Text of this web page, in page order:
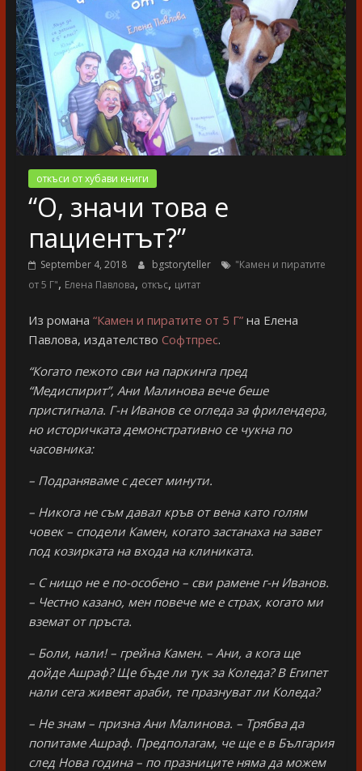
разказ
откъси от хубави книги
“О, значи това е
пациентът?”
September 4, 2018 bgstoryteller
"Камен и пиратите
от 5 Г", Елена Павлова, откъс, цитат
Из романа “Камен и пиратите от 5 Г”на Елена
Павлова, издателство Софтпрес.
“Когато пежото сви на паркинга пред
“Медиспирит”, Ани Малинова вече беше
пристигнала. Г-н Иванов се огледа за фрилендера,
но историчката демонстративно се чукна по
часовника:
– Подраняваме с десет минути.
– Никога не съм давал кръв от вена като голям
човек – сподели Камен, когато застанаха на завет
под козирката на входа на клиниката.
– С нищо не е по-особено – сви рамене г-н Иванов.
– Честно казано, мен повече ме е страх, когато ми
вземат от пръста.
– Боли, нали! – грейна Камен. – Ани, а кога ще
дойде Ашраф? Ще бъде ли тук за Коледа? В Египет
нали сега живеят араби, те празнуват ли Коледа?
– Не знам – призна Ани Малинова. – Трябва да
попитаме Ашраф. Предполагам, че ще е в България
след Нова година – по празниците няма да можем